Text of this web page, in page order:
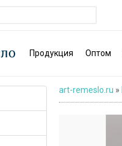
Продукция Оптом
art-remeslo.ru »